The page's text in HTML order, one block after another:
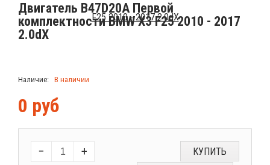
Двигатель B47D20A Первой
комплектности BMW X3 F25 2010 - 2017
2.0dX
Наличие: В наличии
0 руб
− +
КУПИТЬ